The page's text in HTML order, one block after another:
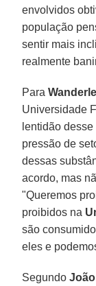
envolvidos
população
sentir mais
realmente
Para
Universidade
lentidão
pressão de
dessas
acordo, mas
"Queremos
proibidos na
são
eles e
Segundo